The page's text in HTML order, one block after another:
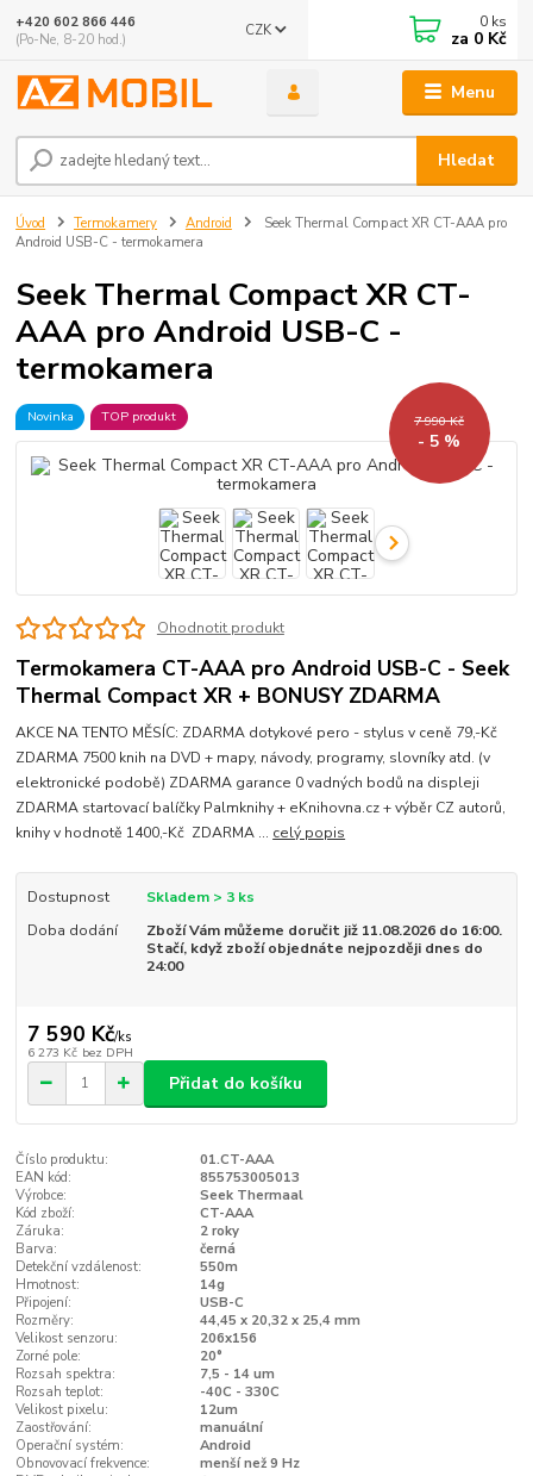
Menu
CZK
Hledat
+420 602 866 446
(Po-Ne, 8-20 hod.)
0 ks
za 0 Kč
Úvod Termokamery Android
Seek Thermal Compact XR CT-AAA pro
Android USB-C - termokamera
Seek Thermal Compact XR CT-
AAA pro Android USB-C -
termokamera
Novinka TOP produkt 7 990 Kč
- 5 %
Ohodnotit produkt
Termokamera CT-AAA pro Android USB-C - Seek
Thermal Compact XR + BONUSY ZDARMA
AKCE NA TENTO MĚSÍC: ZDARMA dotykové pero - stylus v ceně 79,-Kč
ZDARMA 7500 knih na DVD + mapy, návody, programy, slovníky atd. (v
elektronické podobě) ZDARMA garance 0 vadných bodů na displeji
ZDARMA startovací balíčky Palmknihy + eKnihovna.cz + výběr CZ autorů,
knihy v hodnotě 1400,-Kč ZDARMA ... celý popis
Dostupnost
Skladem > 3 ks
Doba dodání
Zboží Vám můžeme doručit již 11.08.2026 do 16:00.
Stačí, když zboží objednáte nejpozději dnes do
24:00
7 590 Kč/ks
6 273 Kč bez DPH
Přidat do košíku
Číslo produktu:
01.CT-AAA
EAN kód:
855753005013
Výrobce:
Seek Thermaal
Kód zboží:
CT-AAA
Záruka:
2 roky
Barva:
černá
Detekční vzdálenost:
550m
Hmotnost:
14g
Připojení:
USB-C
Rozměry:
44,45 x 20,32 x 25,4 mm
Velikost senzoru:
206x156
Zorné pole:
20°
Rozsah spektra:
7,5 - 14 um
Rozsah teplot:
-40C - 330C
Velikost pixelu:
12um
Zaostřování:
manuální
Operační systém:
Android
Obnovovací frekvence:
menší než 9 Hz